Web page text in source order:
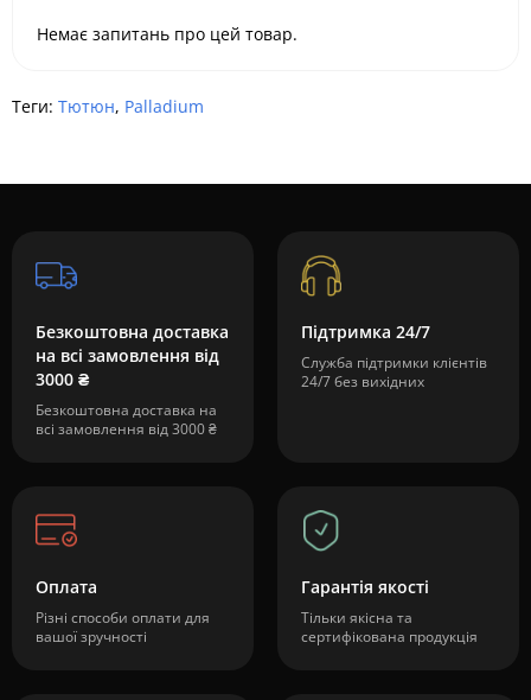
Немає запитань про цей товар.
Теги: Тютюн, Palladium
Безкоштовна доставка
на всі замовлення від
3000 ₴
Безкоштовна доставка на
всі замовлення від 3000 ₴
Підтримка 24/7
Служба підтримки клієнтів
24/7 без вихідних
Оплата
Різні способи оплати для
вашої зручності
Гарантія якості
Тільки якісна та
сертифікована продукція